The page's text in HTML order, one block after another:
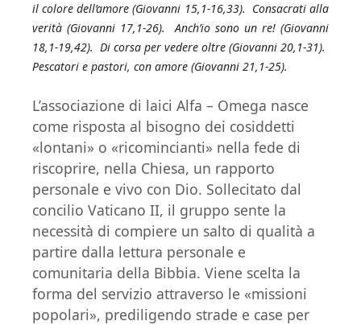
il colore dell’amore (Giovanni 15,1-16,33). Consacrati alla
verità (Giovanni 17,1-26). Anch’io sono un re! (Giovanni
18,1-19,42). Di corsa per vedere oltre (Giovanni 20,1-31).
Pescatori e pastori, con amore (Giovanni 21,1-25).
L’associazione di laici Alfa – Omega nasce
come risposta al bisogno dei cosiddetti
«lontani» o «ricomincianti» nella fede di
riscoprire, nella Chiesa, un rapporto
personale e vivo con Dio. Sollecitato dal
concilio Vaticano II, il gruppo sente la
necessità di compiere un salto di qualità a
partire dalla lettura personale e
comunitaria della Bibbia. Viene scelta la
forma del servizio attraverso le «missioni
popolari», prediligendo strade e case per